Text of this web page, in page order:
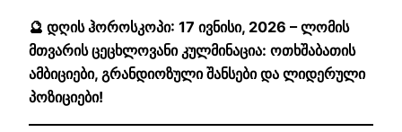
🔮 დღის ჰოროსკოპი: 17 ივნისი, 2026 – ლომის
მთვარის ცეცხლოვანი კულმინაცია: ოთხშაბათის
ამბიციები, გრანდიოზული შანსები და ლიდერული
პოზიციები!